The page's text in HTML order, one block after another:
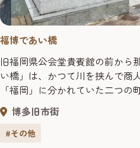
福博であい橋
旧福岡県公会堂貴賓館の前から
い橋」は、かつて川を挟んで商
「福岡」に分かれていた二つの
く、そんな想いをこめて名づけ
の上は遊歩道、ベンチの上でゆ
むことができます。夜になると
博多旧市街
#その他